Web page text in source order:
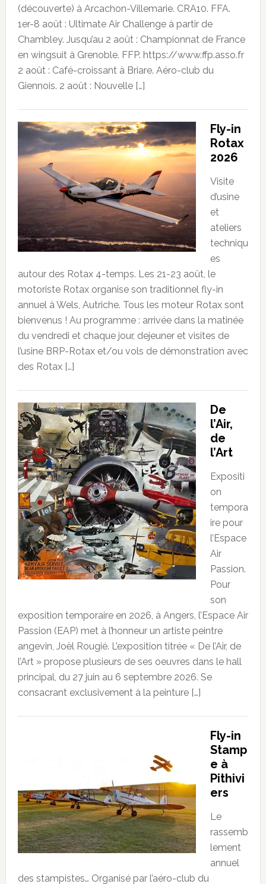
(découverte) à Arcachon-Villemarie. CRA10. FFA.
1er-8 août : Ultimate Air Challenge à partir de
Chambley. Jusqu’au 2 août : Championnat de France
en wingsuit à Grenoble. FFP. https://www.ffp.asso.fr
2 août : Café-croissant à Briare. Aéro-club du
Giennois. 2 août : Nouvelle […]
Fly-in
Rotax
2026
Visite
d’usine
et
ateliers
techniqu
es
autour des Rotax 4-temps. Les 21-23 août, le
motoriste Rotax organise son traditionnel fly-in
annuel à Wels, Autriche. Tous les moteur Rotax sont
bienvenus ! Au programme : arrivée dans la matinée
du vendredi et chaque jour, dejeuner et visites de
l’usine BRP-Rotax et/ou vols de démonstration avec
des Rotax […]
De
l’Air,
de
l’Art
Expositi
on
tempora
ire pour
l’Espace
Air
Passion.
Pour
son
exposition temporaire en 2026, à Angers, l’Espace Air
Passion (EAP) met à l’honneur un artiste peintre
angevin, Joël Rougié. L’exposition titrée « De l’Air, de
l’Art » propose plusieurs de ses oeuvres dans le hall
principal, du 27 juin au 6 septembre 2026. Se
consacrant exclusivement à la peinture […]
Fly-in
Stamp
e à
Pithivi
ers
Le
rassemb
lement
annuel
des stampistes… Organisé par l’aéro-club du